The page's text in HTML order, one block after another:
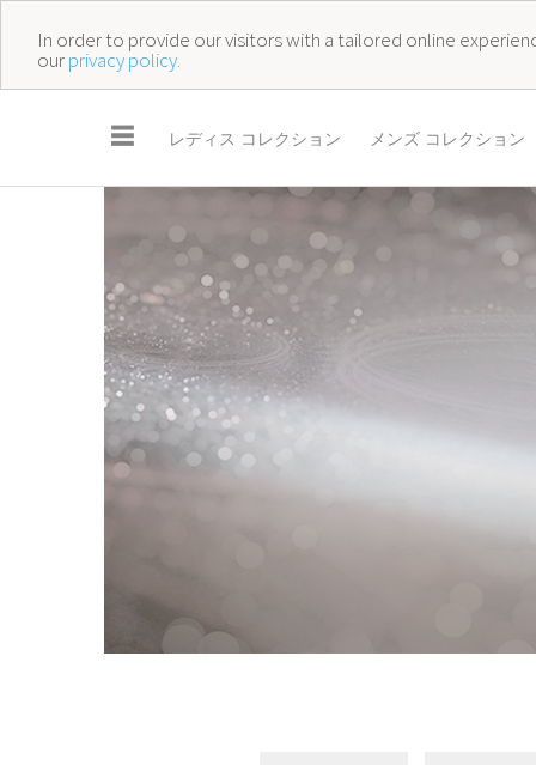
In order to provide our visitors with a tailored online
ourprivacy policy.
☰ レディス コレクション メンズ コレクション